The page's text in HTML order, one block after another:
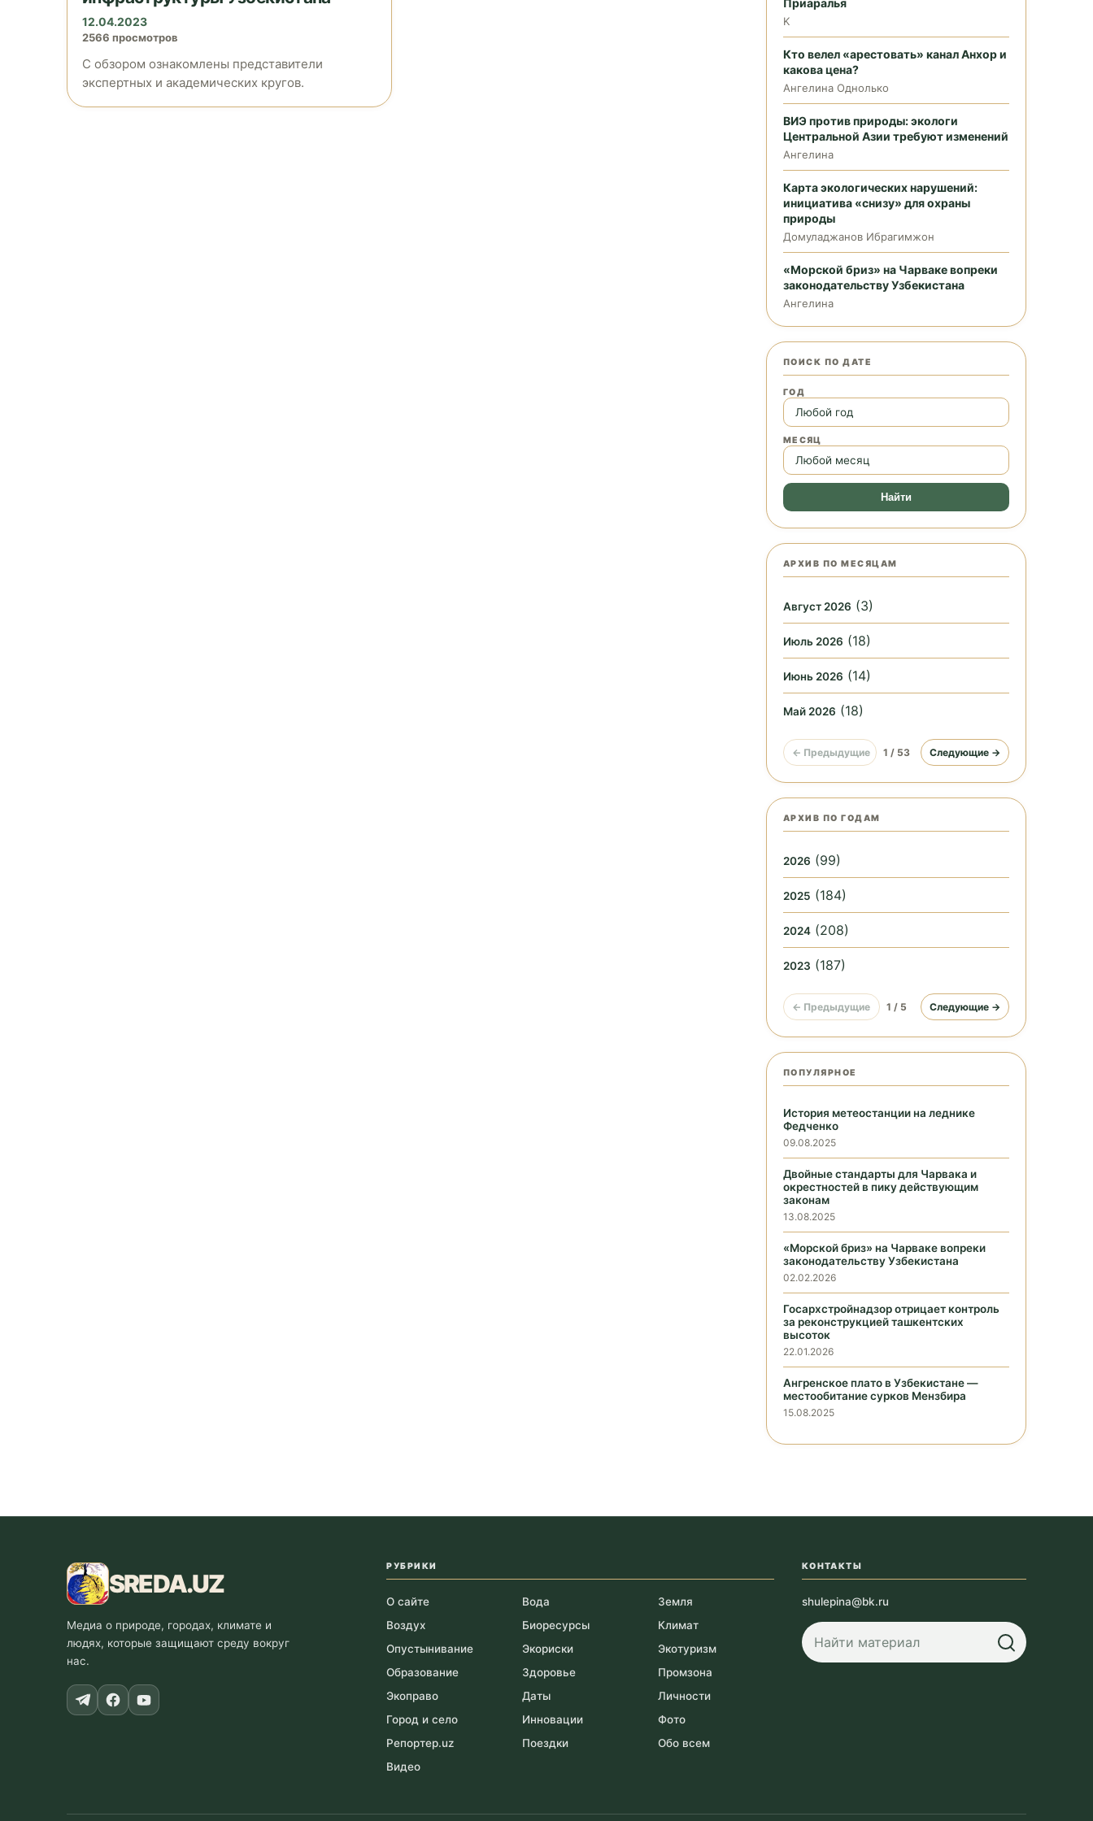
12.04.2023
2566 просмотров
С обзором ознакомлены представители
экспертных и академических кругов.
K
Кто велел «арестовать» канал Анхор и
какова цена?
Ангелина Однолько
ВИЭ против природы: экологи
Центральной Азии требуют изменений
Ангелина
Карта экологических нарушений:
инициатива «снизу» для охраны
природы
Домуладжанов Ибрагимжон
«Морской бриз» на Чарваке вопреки
законодательству Узбекистана
Ангелина
ПОИСК ПО ДАТЕ
ГОД
МЕСЯЦ
Найти
АРХИВ ПО МЕСЯЦАМ
Август 2026 (3)
Июль 2026 (18)
Июнь 2026 (14)
Май 2026 (18)
← Предыдущие 1 / 53 Следующие →
АРХИВ ПО ГОДАМ
2026 (99)
2025 (184)
2024 (208)
2023 (187)
← Предыдущие 1 / 5 Следующие →
ПОПУЛЯРНОЕ
История метеостанции на леднике
Федченко
09.08.2025
Двойные стандарты для Чарвака и
окрестностей в пику действующим
законам
13.08.2025
«Морской бриз» на Чарваке вопреки
законодательству Узбекистана
02.02.2026
Госархстройнадзор отрицает контроль
за реконструкцией ташкентских
высоток
22.01.2026
Ангренское плато в Узбекистане —
местообитание сурков Мензбира
15.08.2025
SREDA.UZ
Медиа о природе, городах, климате и
людях, которые защищают среду вокруг
нас.
РУБРИКИ
О сайте Вода
Земля
Воздух
Биоресурсы
Климат
Опустынивание
Экориски
Экотуризм
Образование
Здоровье
Промзона
Экоправо
Даты
Личности
Город и село
Инновации
Фото
Репортер.uz
Поездки
Обо всем
Видео
КОНТАКТЫ
shulepina@bk.ru